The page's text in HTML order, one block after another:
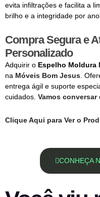
evita infiltrações e facilita a
brilho e a integridade por
Compra Segura e
Personalizado
Adquirir o Espelho Moldura
na Móveis Bom Jesus .
entrega ágil e suporte
cuidados. Vamos conversar
Clique Aqui para Ver o
CONHEÇA